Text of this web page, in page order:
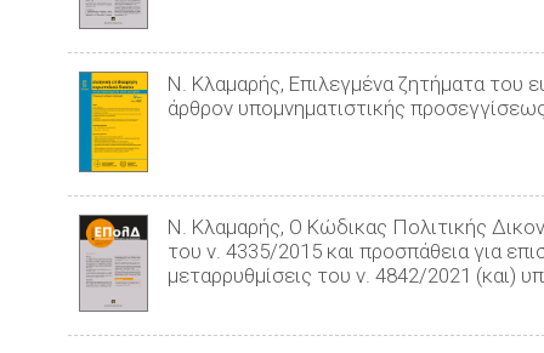
Ν. Κλαμαρής, Επιλεγμένα ζητήματα του
άρθρον υπομνηματιστικής
Ν. Κλαμαρής, Ο Κώδικας Πολιτικής
του ν. 4335/2015 και προσπάθεια για
μεταρρυθμίσεις του ν. 4842/2021 (και)